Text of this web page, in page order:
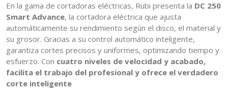
En la gama de cortadoras eléctricas, Rubi presenta la DC 250
Smart Advance, la cortadora eléctrica que ajusta
automáticamente su rendimiento según el disco, el material y
su grosor. Gracias a su control automático inteligente,
garantiza cortes precisos y uniformes, optimizando tiempo y
esfuerzo. Con cuatro niveles de velocidad y acabado,
facilita el trabajo del profesional y ofrece el verdadero
corte inteligente